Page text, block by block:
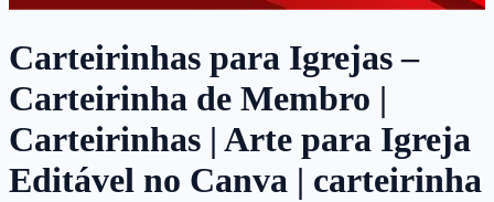
Carteirinhas para Igrejas –
Carteirinha de Membro |
Carteirinhas | Arte para Igreja
Editável no Canva | carteirinha